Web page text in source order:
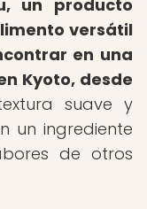
un producto
versátil
en una
Kyoto, desde
suave y
un ingrediente
de otros